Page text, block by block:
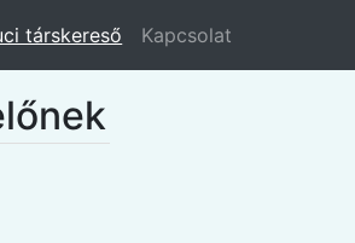
társkereső Kapcsolat